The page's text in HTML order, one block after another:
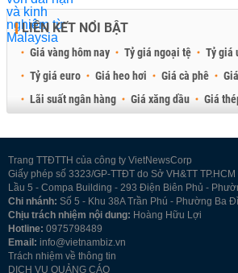
LIÊN KẾT NỔI BẬT
Giá vàng hôm nay Tỷ giá ngoại tệ Tỷ giá
Tỷ giá euro
Giá heo hơi Giá cà phê
Lãi suất ngân hàng
Giá xăng dầu
Giá
Trang TTĐTTH của công ty VietNewsCorp
Giấy phép số 3323/GP-TTĐT do Sở VH&TT
Lầu 5 - Compa Building - 293 Điện Biên Phủ -
Chi nhánh: Số 5 - Khu 38A Trần Phú - Phường Ba
Chịu trách nhiệm nội dung: Hoàng Hữu Lợi
Hotline: 0975798489
Email: info@vietnambiz.vn
Trách nhiệm về thông tin
DỊCH VỤ QUẢNG CÁO